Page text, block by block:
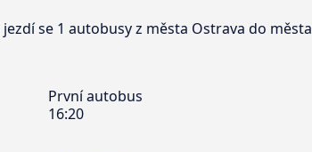
se 1 autobusy z města Ostrava do města
První autobus
16:20